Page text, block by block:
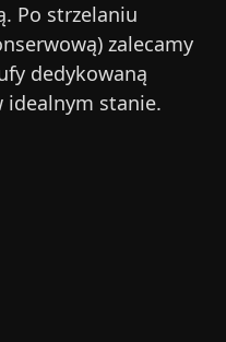
Po strzelaniu
zalecamy
dedykowaną
idealnym stanie.